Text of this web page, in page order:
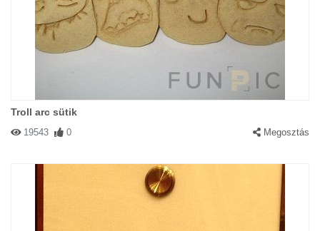
Troll arc sütik
19543 0 Megosztás